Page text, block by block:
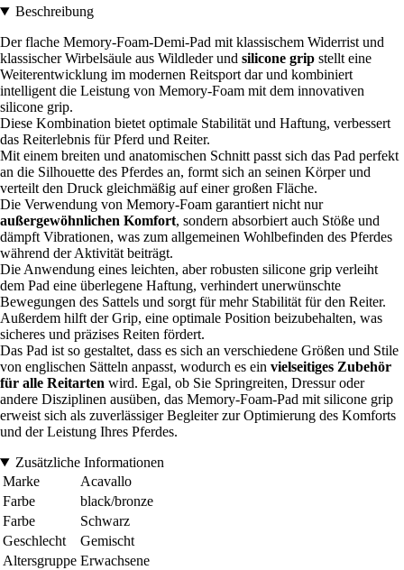
Beschreibung
Der flache Memory-Foam-Demi-Pad mit klassischem Widerrist und
klassischer Wirbelsäule aus Wildleder und silicone grip stellt eine
Weiterentwicklung im modernen Reitsport dar und kombiniert
intelligent die Leistung von Memory-Foam mit dem innovativen
silicone grip.
Diese Kombination bietet optimale Stabilität und Haftung, verbessert
das Reiterlebnis für Pferd und Reiter.
Mit einem breiten und anatomischen Schnitt passt sich das Pad perfekt
an die Silhouette des Pferdes an, formt sich an seinen Körper und
verteilt den Druck gleichmäßig auf einer großen Fläche.
Die Verwendung von Memory-Foam garantiert nicht nur
außergewöhnlichen Komfort, sondern absorbiert auch Stöße und
dämpft Vibrationen, was zum allgemeinen Wohlbefinden des Pferdes
während der Aktivität beiträgt.
Die Anwendung eines leichten, aber robusten silicone grip verleiht
dem Pad eine überlegene Haftung, verhindert unerwünschte
Bewegungen des Sattels und sorgt für mehr Stabilität für den Reiter.
Außerdem hilft der Grip, eine optimale Position beizubehalten, was
sicheres und präzises Reiten fördert.
Das Pad ist so gestaltet, dass es sich an verschiedene Größen und Stile
von englischen Sätteln anpasst, wodurch es ein vielseitiges Zubehör
für alle Reitarten wird. Egal, ob Sie Springreiten, Dressur oder
andere Disziplinen ausüben, das Memory-Foam-Pad mit silicone grip
erweist sich als zuverlässiger Begleiter zur Optimierung des Komforts
und der Leistung Ihres Pferdes.
Zusätzliche Informationen
Marke
Acavallo
Farbe
black/bronze
Farbe
Schwarz
Geschlecht
Gemischt
Altersgruppe Erwachsene